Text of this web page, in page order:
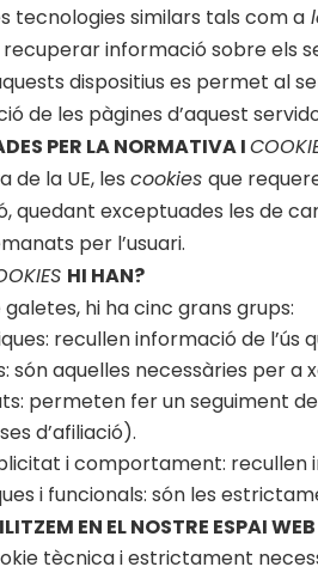
tecnologies similars tals com a
informació sobre els
dispositius es permet al
de les pàgines d’aquest
PER LA NORMATIVA I
de la UE, les cookies que
quedant exceptuades les de
per l’usuari.
HI HAN?
hi ha cinc grans grups:
recullen informació de l’ús
són aquelles necessàries per a
permeten fer un seguiment
d’afiliació).
i comportament: recullen
i funcionals: són les
EN EL NOSTRE ESPAI WEB
tècnica i estrictament